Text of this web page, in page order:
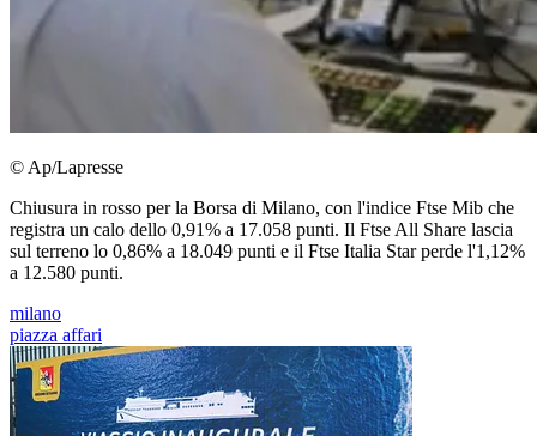
© Ap/Lapresse
Chiusura in rosso per la Borsa di Milano, con l'indice Ftse Mib che
registra un calo dello 0,91% a 17.058 punti. Il Ftse All Share lascia
sul terreno lo 0,86% a 18.049 punti e il Ftse Italia Star perde l'1,12%
a 12.580 punti.
milano
piazza affari